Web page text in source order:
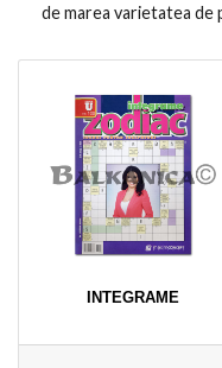
de marea varietatea
INTEGRAME